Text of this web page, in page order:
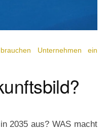
Unternehmen ein
2035 aus? WAS macht